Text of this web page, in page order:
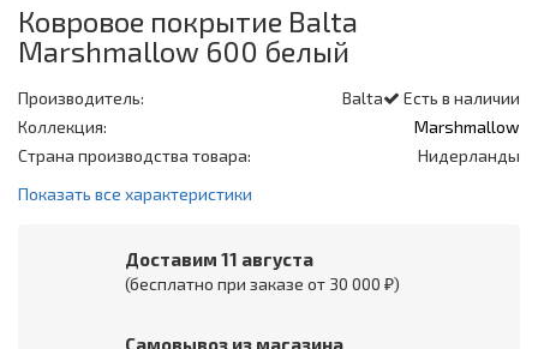
Ковровое покрытие Balta
Marshmallow 600 белый
Есть в наличии
Производитель:
Balta
Коллекция:
Marshmallow
Страна производства товара:
Нидерланды
Показать все характеристики
Доставим 11 августа
(бесплатно при заказе от 30 000 ₽)
Самовывоз из магазина